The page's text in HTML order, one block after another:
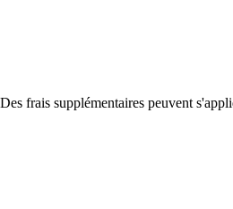
frais supplémentaires peuvent